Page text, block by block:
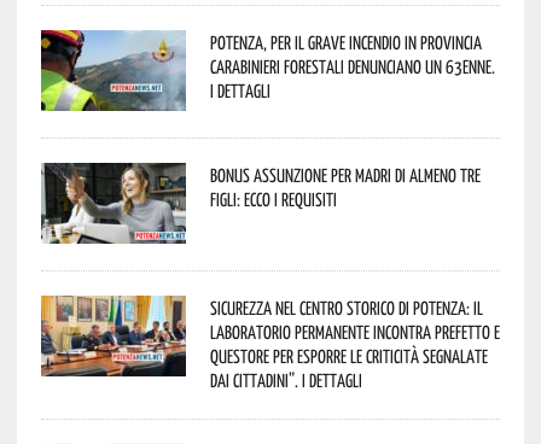
Potenza, per il grave incendio in Provincia
Carabinieri forestali denunciano un 63enne.
I dettagli
Bonus assunzione per madri di almeno tre
figli: ecco i requisiti
Sicurezza nel Centro Storico di Potenza: il
Laboratorio Permanente incontra Prefetto e
Questore per esporre le criticità segnalate
dai cittadini”. I dettagli